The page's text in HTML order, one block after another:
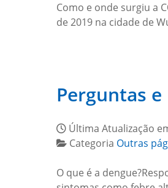
Como e onde surgiu a
de 2019 na cidade de
Perguntas
Última Atualização
Categoria Outras
O que é a